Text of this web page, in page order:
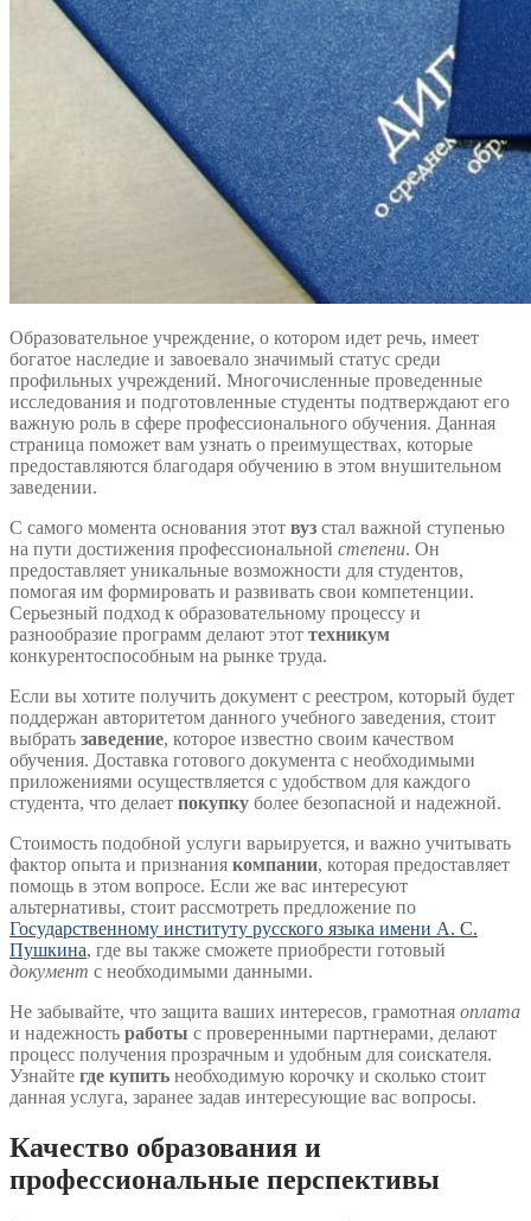
Образовательное учреждение, о котором идет речь, имеет
богатое наследие и завоевало значимый статус среди
профильных учреждений. Многочисленные проведенные
исследования и подготовленные студенты подтверждают его
важную роль в сфере профессионального обучения. Данная
страница поможет вам узнать о преимуществах, которые
предоставляются благодаря обучению в этом внушительном
заведении.
С самого момента основания этот вуз стал важной ступенью
на пути достижения профессиональной степени. Он
предоставляет уникальные возможности для студентов,
помогая им формировать и развивать свои компетенции.
Серьезный подход к образовательному процессу и
разнообразие программ делают этот техникум
конкурентоспособным на рынке труда.
Если вы хотите получить документ с реестром, который будет
поддержан авторитетом данного учебного заведения, стоит
выбрать заведение, которое известно своим качеством
обучения. Доставка готового документа с необходимыми
приложениями осуществляется с удобством для каждого
студента, что делает покупку более безопасной и надежной.
Стоимость подобной услуги варьируется, и важно учитывать
фактор опыта и признания компании, которая предоставляет
помощь в этом вопросе. Если же вас интересуют
альтернативы, стоит рассмотреть предложение по
Государственному институту русского языка имени А. С.
Пушкина, где вы также сможете приобрести готовый
документ с необходимыми данными.
Не забывайте, что защита ваших интересов, грамотная оплата
и надежность работы с проверенными партнерами, делают
процесс получения прозрачным и удобным для соискателя.
Узнайте где купить необходимую корочку и сколько стоит
данная услуга, заранее задав интересующие вас вопросы.
Качество образования и
профессиональные перспективы